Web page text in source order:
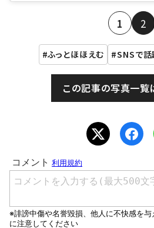
1 2
ふっとほほえむ SNSで話
この記事の写真一覧